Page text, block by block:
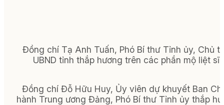
Đồng chí Tạ Anh Tuấn, Phó Bí thư Tỉnh ủy, Chủ
UBND tỉnh thắp hương trên các phần mộ liệt sĩ.
Đồng chí Đỗ Hữu Huy, Ủy viên dự khuyết Ban
hành Trung ương Đảng, Phó Bí thư Tỉnh ủy thắp